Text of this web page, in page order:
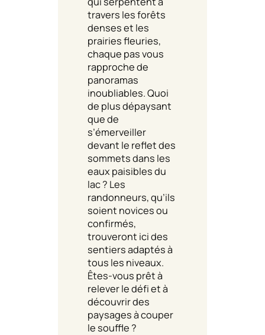
travers les forêts
denses et les
prairies fleuries,
chaque pas vous
rapproche de
panoramas
inoubliables. Quoi
de plus dépaysant
que de
s’émerveiller
devant le reflet des
sommets dans les
eaux paisibles du
lac ? Les
randonneurs, qu’ils
soient novices ou
confirmés,
trouveront ici des
sentiers adaptés à
tous les niveaux.
Êtes-vous prêt à
relever le défi et à
découvrir des
paysages à couper
le souffle ?